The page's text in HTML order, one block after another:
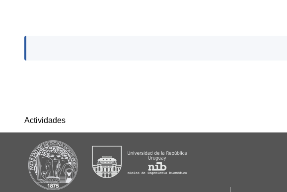
Actividades